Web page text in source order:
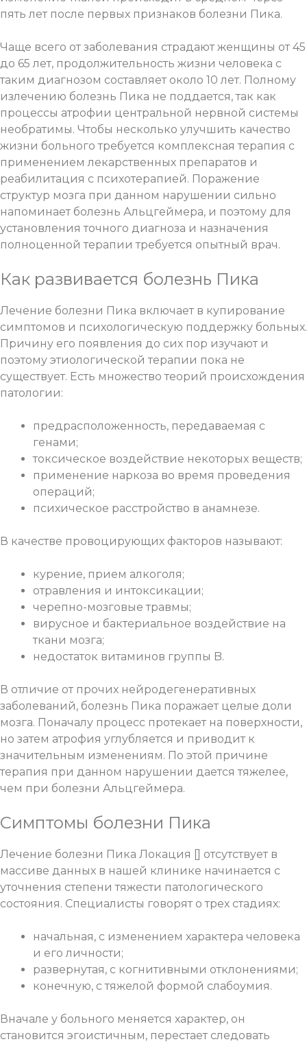
пять лет после первых признаков болезни Пика.
Чаще всего от заболевания страдают женщины от 45
до 65 лет, продолжительность жизни человека с
таким диагнозом составляет около 10 лет. Полному
излечению болезнь Пика не поддается, так как
процессы атрофии центральной нервной системы
необратимы. Чтобы несколько улучшить качество
жизни больного требуется комплексная терапия с
применением лекарственных препаратов и
реабилитация с психотерапией. Поражение
структур мозга при данном нарушении сильно
напоминает болезнь Альцгеймера, и поэтому для
установления точного диагноза и назначения
полноценной терапии требуется опытный врач.
Как развивается болезнь Пика
Лечение болезни Пика включает в купирование
симптомов и психологическую поддержку больных.
Причину его появления до сих пор изучают и
поэтому этиологической терапии пока не
существует. Есть множество теорий происхождения
патологии:
предрасположенность, передаваемая с
генами;
токсическое воздействие некоторых веществ;
применение наркоза во время проведения
операций;
психическое расстройство в анамнезе.
В качестве провоцирующих факторов называют:
курение, прием алкоголя;
отравления и интоксикации;
черепно-мозговые травмы;
вирусное и бактериальное воздействие на
ткани мозга;
недостаток витаминов группы B.
В отличие от прочих нейродегенеративных
заболеваний, болезнь Пика поражает целые доли
мозга. Поначалу процесс протекает на поверхности,
но затем атрофия углубляется и приводит к
значительным изменениям. По этой причине
терапия при данном нарушении дается тяжелее,
чем при болезни Альцгеймера.
Симптомы болезни Пика
Лечение болезни Пика Локация [] отсутствует в
массиве данных в нашей клинике начинается с
уточнения степени тяжести патологического
состояния. Специалисты говорят о трех стадиях:
начальная, с изменением характера человека
и его личности;
развернутая, с когнитивными отклонениями;
конечную, с тяжелой формой слабоумия.
Вначале у больного меняется характер, он
становится эгоистичным, перестает следовать